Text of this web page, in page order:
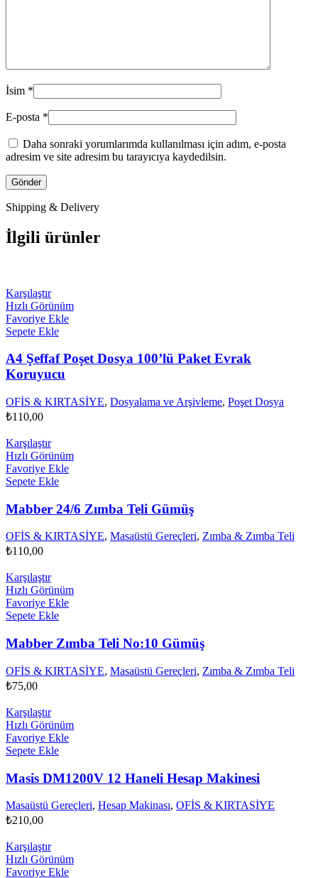
İsim *
E-posta *
Daha sonraki yorumlarımda kullanılması için adım, e-posta
adresim ve site adresim bu tarayıcıya kaydedilsin.
Shipping & Delivery
İlgili ürünler
Karşılaştır
Hızlı Görünüm
Favoriye Ekle
Sepete Ekle
A4 Şeffaf Poşet Dosya 100’lü Paket Evrak
Koruyucu
OFİS & KIRTASİYE, Dosyalama ve Arşivleme, Poşet Dosya
₺110,00
Karşılaştır
Hızlı Görünüm
Favoriye Ekle
Sepete Ekle
Mabber 24/6 Zımba Teli Gümüş
OFİS & KIRTASİYE, Masaüstü Gereçleri, Zımba & Zımba Teli
₺110,00
Karşılaştır
Hızlı Görünüm
Favoriye Ekle
Sepete Ekle
Mabber Zımba Teli No:10 Gümüş
OFİS & KIRTASİYE, Masaüstü Gereçleri, Zımba & Zımba Teli
₺75,00
Karşılaştır
Hızlı Görünüm
Favoriye Ekle
Sepete Ekle
Masis DM1200V 12 Haneli Hesap Makinesi
Masaüstü Gereçleri, Hesap Makinası, OFİS & KIRTASİYE
₺210,00
Karşılaştır
Hızlı Görünüm
Favoriye Ekle